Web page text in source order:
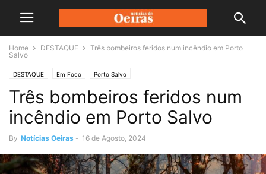
Home DESTAQUE
Três bombeiros feridos num incêndio em Porto
Salvo
DESTAQUE Em Foco Porto Salvo
Três bombeiros feridos num
incêndio em Porto Salvo
By Notícias Oeiras - 16 de Agosto, 2024